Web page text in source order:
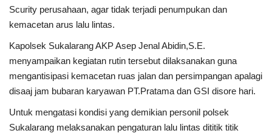
Scurity perusahaan, agar tidak terjadi penumpukan dan
kemacetan arus lalu lintas.
Kapolsek Sukalarang AKP Asep Jenal Abidin,S.E.
menyampaikan kegiatan rutin tersebut dilaksanakan guna
mengantisipasi kemacetan ruas jalan dan persimpangan apalagi
disaaj jam bubaran karyawan PT.Pratama dan GSI disore hari.
Untuk mengatasi kondisi yang demikian personil polsek
Sukalarang melaksanakan pengaturan lalu lintas dititik titik